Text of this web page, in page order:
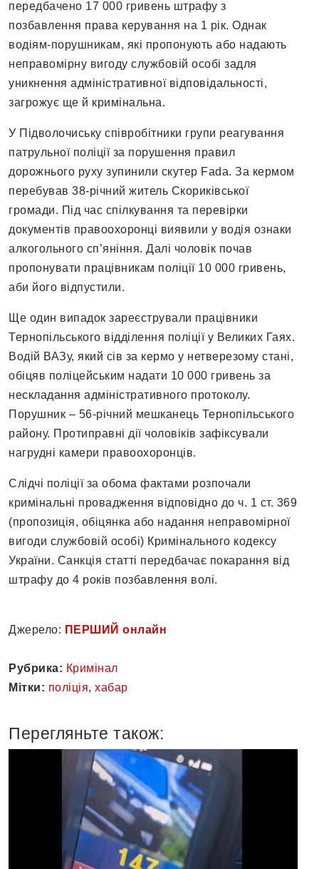
передбачено 17 000 гривень штрафу з
позбавлення права керування на 1 рік. Однак
водіям-порушникам, які пропонують або надають
неправомірну вигоду службовій особі задля
уникнення адміністративної відповідальності,
загрожує ще й кримінальна.
У Підволочиську співробітники групи реагування
патрульної поліції за порушення правил
дорожнього руху зупинили скутер Fada. За кермом
перебував 38-річний житель Скориківської
громади. Під час спілкування та перевірки
документів правоохоронці виявили у водія ознаки
алкогольного сп’яніння. Далі чоловік почав
пропонувати працівникам поліції 10 000 гривень,
аби його відпустили.
Ще один випадок зареєстрували працівники
Тернопільського відділення поліції у Великих Гаях.
Водій ВАЗу, який сів за кермо у нетверезому стані,
обіцяв поліцейським надати 10 000 гривень за
нескладання адміністративного протоколу.
Порушник – 56-річний мешканець Тернопільського
району. Протиправні дії чоловіків зафіксували
нагрудні камери правоохоронців.
Слідчі поліції за обома фактами розпочали
кримінальні провадження відповідно до ч. 1 ст. 369
(пропозиція, обіцянка або надання неправомірної
вигоди службовій особі) Кримінального кодексу
України. Санкція статті передбачає покарання від
штрафу до 4 років позбавлення волі.
Джерело: ПЕРШИЙ онлайн
Рубрика: Кримінал
Мітки: поліція, хабар
Перегляньте також: